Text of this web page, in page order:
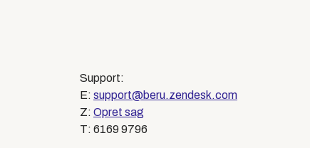
Support:
E:support@beru.zendesk.com
Z:Opret sag
T: 6169 9796